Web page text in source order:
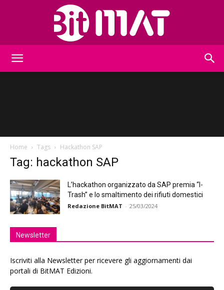
Home Tags Hackathon SAP
Tag: hackathon SAP
L’hackathon organizzato da SAP premia “I-
Trash” e lo smaltimento dei rifiuti domestici
Redazione BitMAT - 25/03/2024
Newsletter
Iscriviti alla Newsletter per ricevere gli aggiornamenti dai
portali di BitMAT Edizioni.